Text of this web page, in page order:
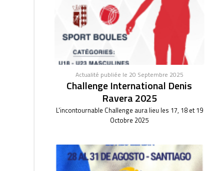
Actualité publiée le 20 Septembre 2025
Challenge International Denis
Ravera 2025
L'incontournable Challenge aura lieu les 17, 18 et 19
Octobre 2025